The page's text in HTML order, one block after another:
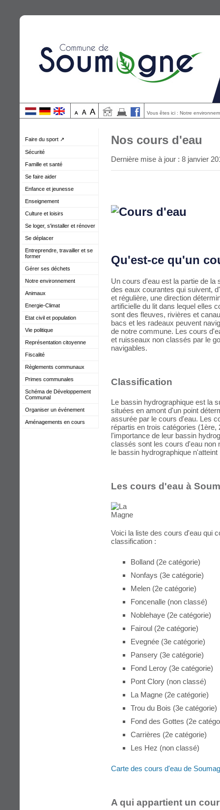
Vous êtes ici : Notre
Faire du sport ↗
Sécurité
Famille et santé
Se faire aider
Enfance et jeunesse
Enseignement
Culture et loisirs
Se loger, s'installer et rénover
Se déplacer
Entreprendre, travailler et se
former
Gérer ses déchets
Notre environnement
Animaux
Energie-Climat
Etat civil et population
Vie politique
Représentation citoyenne
Fiscalité
Règlements communaux
Primes communales
Schéma de Développement
Communal
Organiser un événement
Aménagements en cours
Nos cours d'eau
Dernière mise à jour : 8 janvier
Qu'est-ce qu'un
Un cours d'eau est la partie de la
des eaux courantes qui suivent,
et régulière, une direction
artificielle du lit dans lequel elles
sont des fleuves, rivières et
bacs et les radeaux peuvent
de notre commune. Les cours
et ruisseaux non classés par le
navigables.
Classification
Le bassin hydrographique est la
situées en amont d'un point
assurée par le cours d'eau. Les
répartis en trois catégories
l'importance de leur bassin
classés sont les cours d'eau non
le bassin hydrographique
Les cours d'eau à
Voici la liste des cours d'eau qui
classification :
Bolland (2e catégorie)
Nonfays (3e catégorie)
Melen (2e catégorie)
Foncenalle (non classé)
Noblehaye (2e catégorie)
Fairoul (2e catégorie)
Evegnée (3e catégorie)
Pansery (3e catégorie)
Fond Leroy (3e catégorie)
Pont Clory (non classé)
La Magne (2e catégorie)
Trou du Bois (3e catégorie)
Fond des Gottes (2e
Carrières (2e catégorie)
Les Hez (non classé)
Carte des cours d'eau de
A qui appartient un